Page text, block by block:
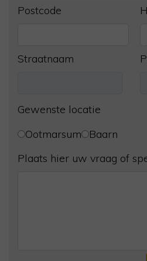
Postcode
Straatnaam
Gewenste locatie
Ootmarsum
Baarn
Plaats hier uw vraag of